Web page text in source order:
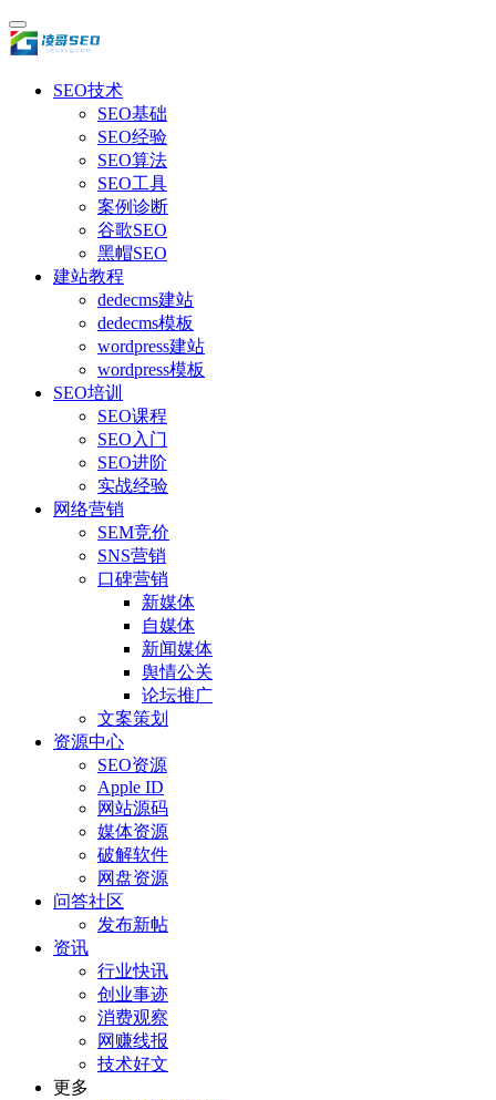
SEO技术
SEO基础
SEO经验
SEO算法
SEO工具
案例诊断
谷歌SEO
黑帽SEO
建站教程
dedecms建站
dedecms模板
wordpress建站
wordpress模板
SEO培训
SEO课程
SEO入门
SEO进阶
实战经验
网络营销
SEM竞价
SNS营销
口碑营销
新媒体
自媒体
新闻媒体
舆情公关
论坛推广
文案策划
资源中心
SEO资源
Apple ID
网站源码
媒体资源
破解软件
网盘资源
问答社区
发布新帖
资讯
行业快讯
创业事迹
消费观察
网赚线报
技术好文
更多